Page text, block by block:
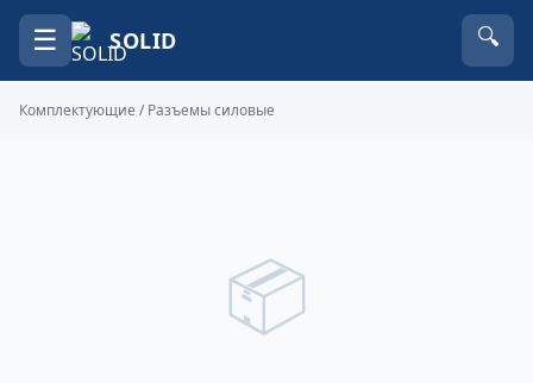
☰ SOLID 🔍
Комплектующие /Разъемы силовые
📦